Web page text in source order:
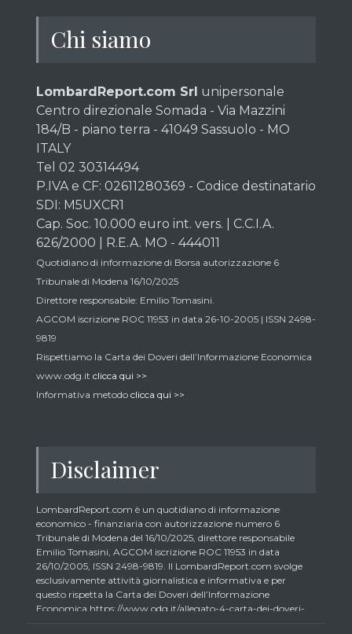
Chi siamo
LombardReport.com Srl unipersonale
Centro direzionale Somada - Via Mazzini
184/B - piano terra - 41049 Sassuolo - MO
ITALY
Tel 02 30314494
P.IVA e CF: 02611280369 - Codice destinatario
SDI: M5UXCR1
Cap. Soc. 10.000 euro int. vers. | C.C.I.A.
626/2000 | R.E.A. MO - 444011
Quotidiano di informazione di Borsa autorizzazione 6
Tribunale di Modena 16/10/2025
Direttore responsabile: Emilio Tomasini.
AGCOM iscrizione ROC 11953 in data 26-10-2005 | ISSN 2498-
9819
Rispettiamo la Carta dei Doveri dell’Informazione Economica
www.odg.it clicca qui >>
Informativa metodo clicca qui >>
Disclaimer
LombardReport.com è un quotidiano di informazione
economico - finanziaria con autorizzazione numero 6
Tribunale di Modena del 16/10/2025, direttore responsabile
Emilio Tomasini, AGCOM iscrizione ROC 11953 in data
26/10/2005, ISSN 2498-9819. Il LombardReport.com svolge
esclusivamente attività giornalistica e informativa e per
questo rispetta la Carta dei Doveri dell’Informazione
Economica https://www.odg.it/allegato-4-carta-dei-doveri-